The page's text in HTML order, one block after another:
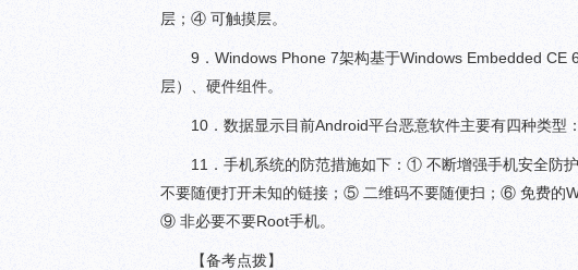
层；④ 可触摸层。
9．Windows Phone 7架构基于Windows Embedded CE
层）、硬件组件。
10．数据显示目前Android平台恶意软件主要有四种类
11．手机系统的防范措施如下：① 不断增强手机安全
不要随便打开未知的链接；⑤ 二维码不要随便扫；⑥ 免费的
⑨ 非必要不要Root手机。
【备考点拨】